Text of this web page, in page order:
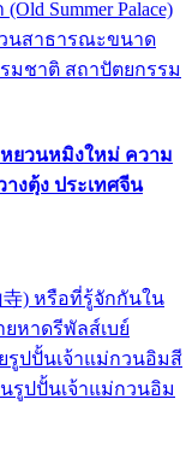
Summer Palace)
นสาธารณะขนาด
มชาติ สถาปัตยกรรม
หยวนหมิงใหม่ ความ
งตุ้ง ประเทศจีน
寺) หรือที่รู้จักกันใน
หาดรีพัลส์เบย์
ยรูปปั้นเจ้าแม่กวนอิมสี
รูปปั้นเจ้าแม่กวนอิม